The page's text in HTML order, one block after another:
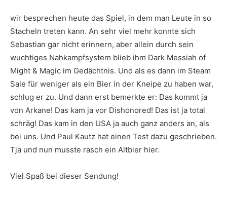
wir besprechen heute das Spiel, in dem man Leute in so
Stacheln treten kann. An sehr viel mehr konnte sich
Sebastian gar nicht erinnern, aber allein durch sein
wuchtiges Nahkampfsystem blieb ihm Dark Messiah of
Might & Magic im Gedächtnis. Und als es dann im Steam
Sale für weniger als ein Bier in der Kneipe zu haben war,
schlug er zu. Und dann erst bemerkte er: Das kommt ja
von Arkane! Das kam ja vor Dishonored! Das ist ja total
schräg! Das kam in den USA ja auch ganz anders an, als
bei uns. Und Paul Kautz hat einen Test dazu geschrieben.
Tja und nun musste rasch ein Altbier hier.
Viel Spaß bei dieser Sendung!